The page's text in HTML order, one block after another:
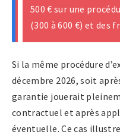
500 € sur une
(300 à 600 €) et des
Si la même procédure
décembre 2026, soit
garantie jouerait
contractuel et après
éventuelle. Ce cas